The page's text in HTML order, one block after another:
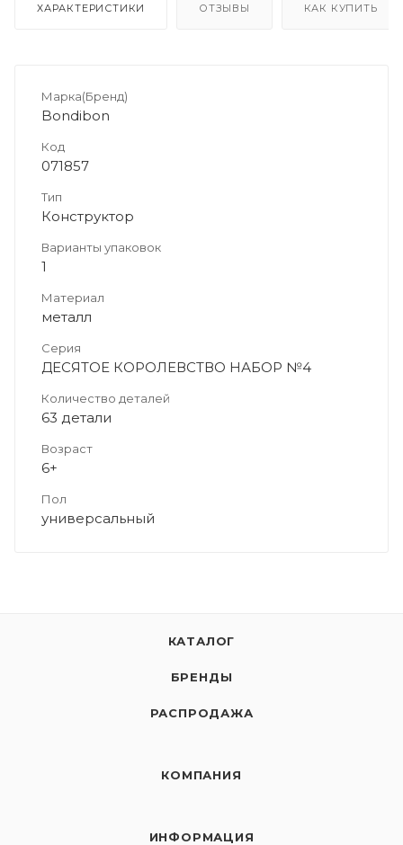
ХАРАКТЕРИСТИКИ ОТЗЫВЫ КАК КУПИТЬ
Марка(Бренд)
Bondibon
Код
071857
Тип
Конструктор
Варианты упаковок
1
Материал
металл
Серия
ДЕСЯТОЕ КОРОЛЕВСТВО НАБОР №4
Количество деталей
63 детали
Возраст
6+
Пол
универсальный
КАТАЛОГ
БРЕНДЫ
РАСПРОДАЖА
КОМПАНИЯ
ИНФОРМАЦИЯ